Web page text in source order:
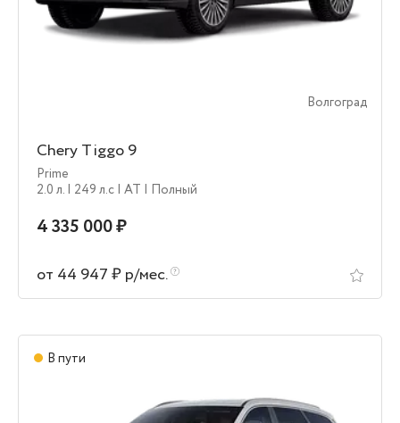
Волгоград
Chery Tiggo 9
Prime
2.0 л. | 249 л.c | AT | Полный
4 335 000 ₽
от 44 947 ₽ р/мес.
В пути